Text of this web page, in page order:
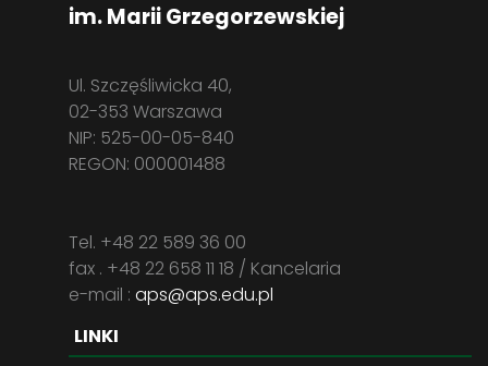
im. Marii Grzegorzewskiej
Ul. Szczęśliwicka 40,
02-353 Warszawa
NIP: 525-00-05-840
REGON: 000001488
Tel. +48 22 589 36 00
fax . +48 22 658 11 18 / Kancelaria
e-mail : aps@aps.edu.pl
LINKI